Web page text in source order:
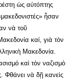
ὡς αὐτόπτης
ἦσαν
νὰ τοῦ
καί, γιὰ τὸν
Μακεδονία.
καὶ τὸν ναζισμὸ
Φθάνει νὰ δῇ κανεὶς